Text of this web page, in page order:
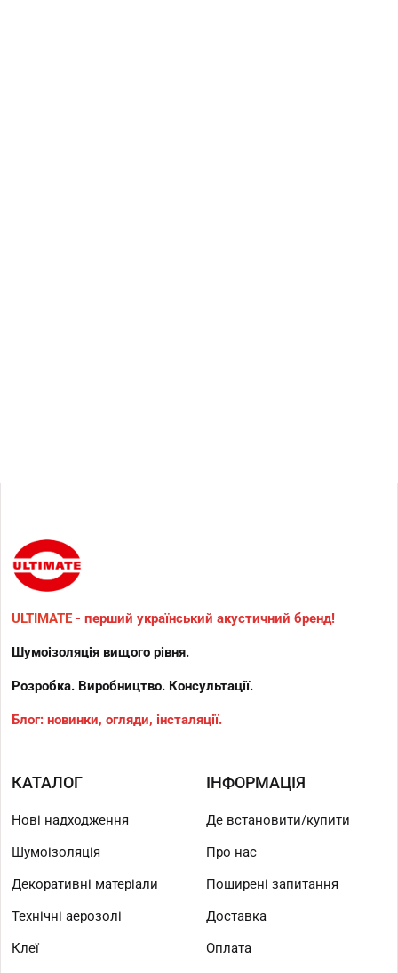
ULTIMATE - перший український акустичний бренд!
Шумоізоляція вищого рівня.
Розробка. Виробництво. Консультації.
Блог: новинки, огляди, інсталяції.
КАТАЛОГ
Нові надходження
Шумоізоляція
Декоративні матеріали
Технічні аерозолі
Клеї
ІНФОРМАЦІЯ
Де встановити/купити
Про нас
Поширені запитання
Доставка
Оплата